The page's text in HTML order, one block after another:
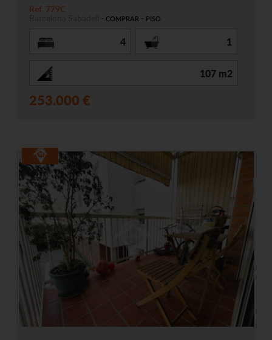
Ref. 779C
- COMPRAR - PISO
4 1
107 m2
253.000 €